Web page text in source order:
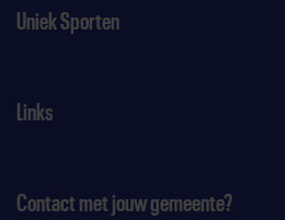
Uniek Sporten
Links
Contact met jouw gemeente?